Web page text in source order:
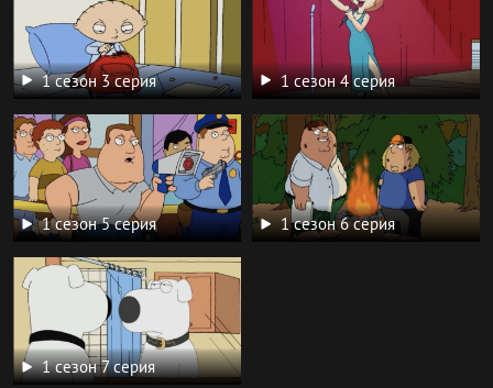
1 сезон 3 серия 1 сезон 4 серия
1 сезон 5 серия 1 сезон 6 серия
1 сезон 7 серия